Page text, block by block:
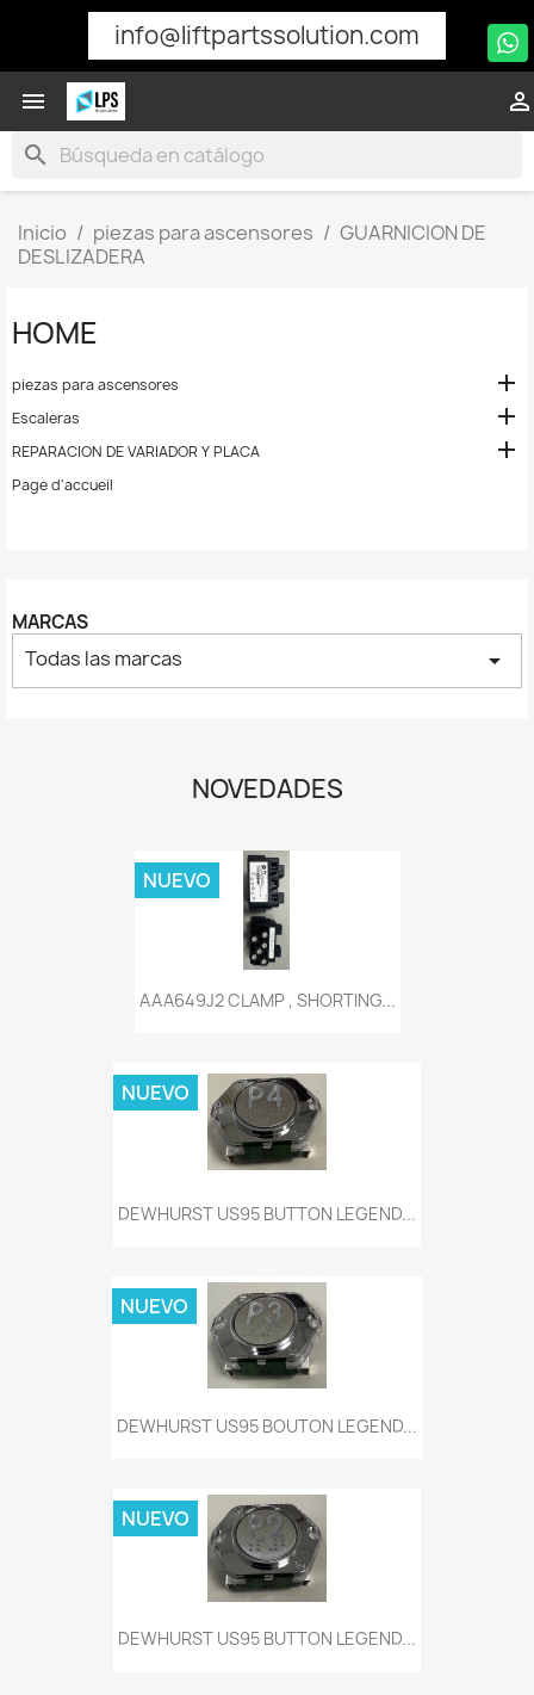
info@liftpartssolution.com


search
Inicio piezas para ascensores
GUARNICION DE
DESLIZADERA
HOME
piezas para ascensores 
Escaleras 
REPARACION DE VARIADOR Y PLACA 
Page d'accueil
MARCAS
Todas las marcas arrow_drop_down
NOVEDADES
AAA649J2 CLAMP , SHORTING...
NUEVO
DEWHURST US95 BUTTON LEGEND...
NUEVO
DEWHURST US95 BOUTON LEGEND...
NUEVO
DEWHURST US95 BUTTON LEGEND...
NUEVO